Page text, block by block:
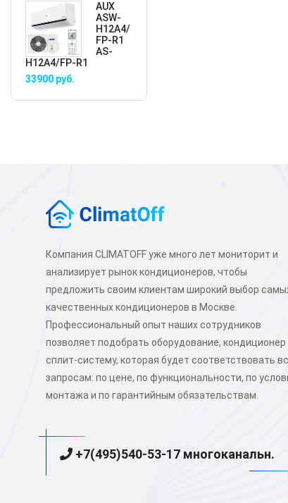
AUX
ASW-
H12A4/
FP-R1
AS-
H12A4/FP-R1
33900 руб.
Компания CLIMATOFF уже много лет мониторит и
анализирует рынок кондиционеров, чтобы
предложить своим клиентам широкий выбор
качественных кондиционеров в Москве.
Профессиональный опыт наших сотрудников
позволяет подобрать оборудование, кондиционер
сплит-систему, которая будет соответствовать
запросам: по цене, по функциональности, по
монтажа и по гарантийным обязательствам.
+7(495)540-53-17 многоканальн.